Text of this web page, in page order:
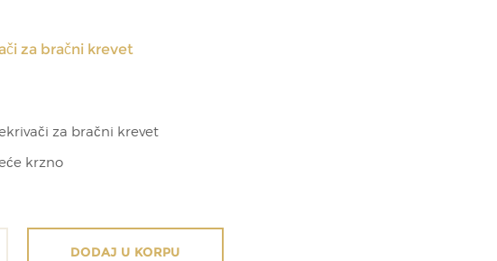
za bračni krevet
za bračni krevet
krzno
DODAJ U KORPU